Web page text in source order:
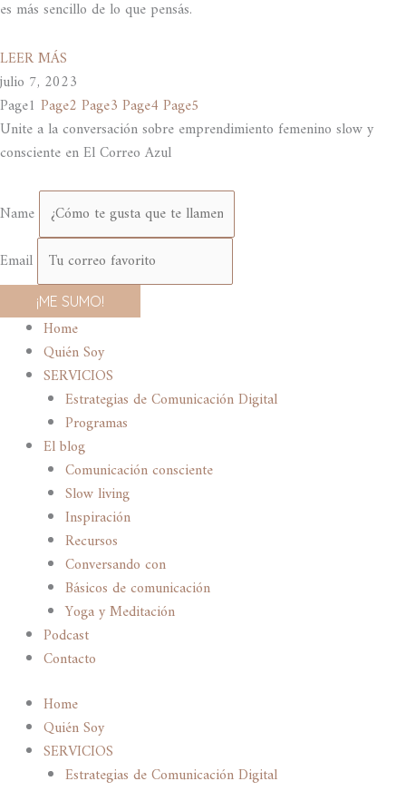
es más sencillo de lo que pensás.
LEER MÁS
julio 7, 2023
Page1 Page2 Page3 Page4 Page5
Unite a la conversación sobre emprendimiento femenino slow y
consciente en El Correo Azul
Name
Email
¡ME SUMO!
Home
Quién Soy
SERVICIOS
Estrategias de Comunicación Digital
Programas
El blog
Comunicación consciente
Slow living
Inspiración
Recursos
Conversando con
Básicos de comunicación
Yoga y Meditación
Podcast
Contacto
Home
Quién Soy
SERVICIOS
Estrategias de Comunicación Digital